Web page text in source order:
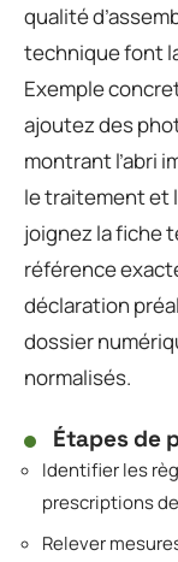
qualité
technique font
Exemple
ajoutez des
montrant l’abri
le traitement et
joignez la fiche
référence
déclaration
dossier
normalisés.
Étapes de
Identifier les
prescriptions de
Relever